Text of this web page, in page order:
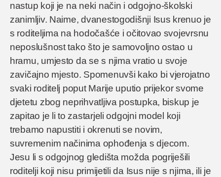
nastup koji je na neki način i odgojno-školski
zanimljiv. Naime, dvanestogodišnji Isus krenuo je
s roditeljima na hodočašće i očitovao svojevrsnu
neposlušnost tako što je samovoljno ostao u
hramu, umjesto da se s njima vratio u svoje
zavičajno mjesto. Spomenuvši kako bi vjerojatno
svaki roditelj poput Marije uputio prijekor svome
djetetu zbog neprihvatljiva postupka, biskup je
zapitao je li to zastarjeli odgojni model koji
trebamo napustiti i okrenuti se novim,
suvremenim načinima ophođenja s djecom.
Jesu li s odgojnog gledišta možda pogriješili
roditelji koji nisu primijetili da Isus nije s njima, ili je